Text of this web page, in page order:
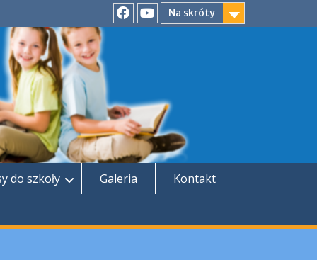
Na skróty
FacebookYouTube
do szkoły Galeria Kontakt